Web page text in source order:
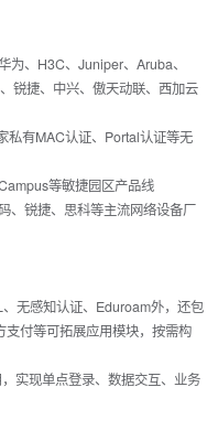
为、H3C、Juniper、Aruba、
锐捷、中兴、傲天动联、西加云
私有MAC认证、Portal认证等无
等敏捷园区产品线
、锐捷、思科等主流网络设备厂
无感知认证、Eduroam外，还包
付等可拓展应用模块，按需构
实现单点登录、数据交互、业务